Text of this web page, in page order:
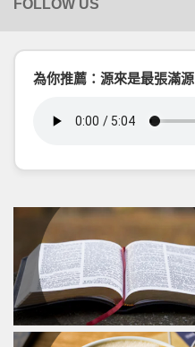
為你推薦：源來是最張滿源